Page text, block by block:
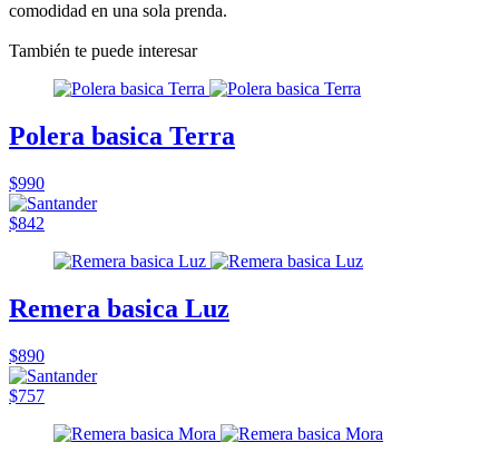
comodidad en una sola prenda.
También te puede interesar
Polera basica Terra
$990
$842
Remera basica Luz
$890
$757